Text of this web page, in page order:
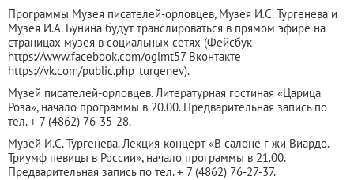
Программы Музея писателей-орловцев, Музея И.С. Тургенева и
Музея И.А. Бунина будут транслироваться в прямом эфире на
страницах музея в социальных сетях (Фейсбук
https://www.facebook.com/oglmt57 Вконтакте
https://vk.com/public.php_turgenev).
Музей писателей-орловцев. Литературная гостиная «Царица
Роза», начало программы в 20.00. Предварительная запись по
тел. + 7 (4862) 76-35-28.
Музей И.С. Тургенева. Лекция-концерт «В салоне г-жи Виардо.
Триумф певицы в России», начало программы в 21.00.
Предварительная запись по тел. + 7 (4862) 76-27-37.